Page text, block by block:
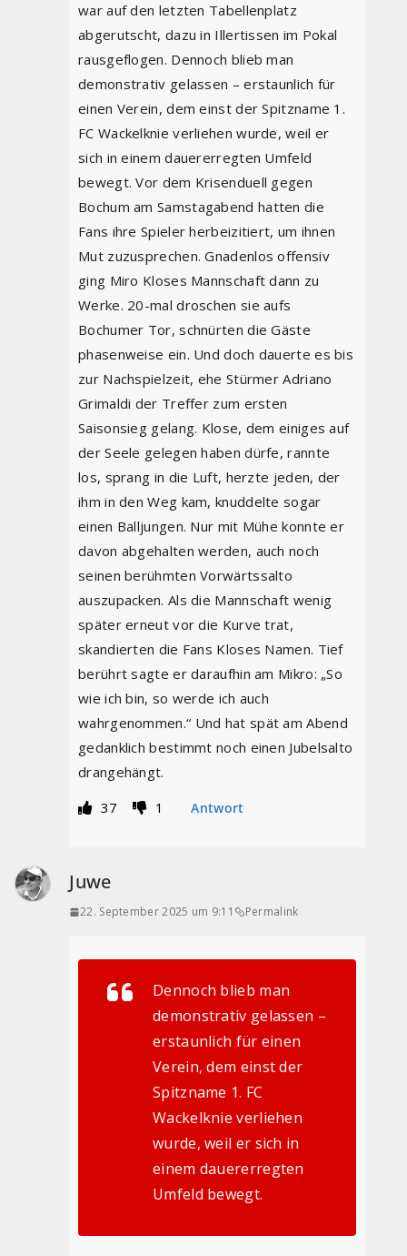
war auf den letzten Tabellenplatz
abgerutscht, dazu in Illertissen im Pokal
rausgeflogen. Dennoch blieb man
demonstrativ gelassen – erstaunlich für
einen Verein, dem einst der Spitzname 1.
FC Wackelknie verliehen wurde, weil er
sich in einem dauererregten Umfeld
bewegt. Vor dem Krisenduell gegen
Bochum am Samstagabend hatten die
Fans ihre Spieler herbeizitiert, um ihnen
Mut zuzusprechen. Gnadenlos offensiv
ging Miro Kloses Mannschaft dann zu
Werke. 20-mal droschen sie aufs
Bochumer Tor, schnürten die Gäste
phasenweise ein. Und doch dauerte es bis
zur Nachspielzeit, ehe Stürmer Adriano
Grimaldi der Treffer zum ersten
Saisonsieg gelang. Klose, dem einiges auf
der Seele gelegen haben dürfe, rannte
los, sprang in die Luft, herzte jeden, der
ihm in den Weg kam, knuddelte sogar
einen Balljungen. Nur mit Mühe konnte er
davon abgehalten werden, auch noch
seinen berühmten Vorwärtssalto
auszupacken. Als die Mannschaft wenig
später erneut vor die Kurve trat,
skandierten die Fans Kloses Namen. Tief
berührt sagte er daraufhin am Mikro: „So
wie ich bin, so werde ich auch
wahrgenommen.“ Und hat spät am Abend
gedanklich bestimmt noch einen Jubelsalto
drangehängt.
37
1 Antwort
Juwe
22. September 2025 um 9:11 Permalink
Dennoch blieb man
demonstrativ gelassen –
erstaunlich für einen
Verein, dem einst der
Spitzname 1. FC
Wackelknie verliehen
wurde, weil er sich in
einem dauererregten
Umfeld bewegt.